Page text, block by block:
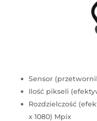
Sensor
Ilość pikseli
Rozdzielczość
x 1080) Mpix